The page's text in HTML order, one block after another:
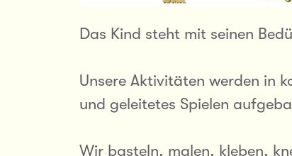
Das Kind steht mit seinen
Unsere Aktivitäten werden in
und geleitetes Spielen
Wir basteln, malen, kleben,